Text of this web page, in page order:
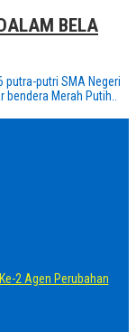
BELA
putra-putri SMA Negeri
Merah Putih..
2 Agen Perubahan